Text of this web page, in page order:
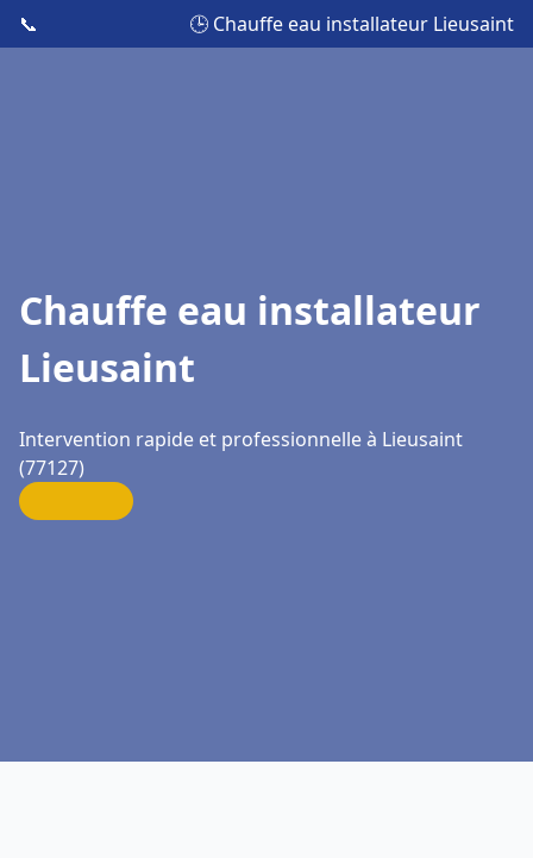
📞 🕒 Chauffe eau installateur Lieusaint
Chauffe eau installateur
Lieusaint
Intervention rapide et professionnelle à Lieusaint
(77127)